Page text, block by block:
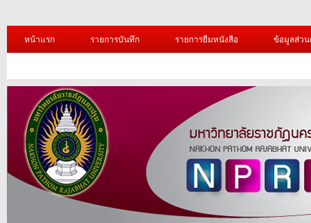
หน้าแรก รายการบันทึก รายการยืมหนังสือ ข้อมูลส่ว